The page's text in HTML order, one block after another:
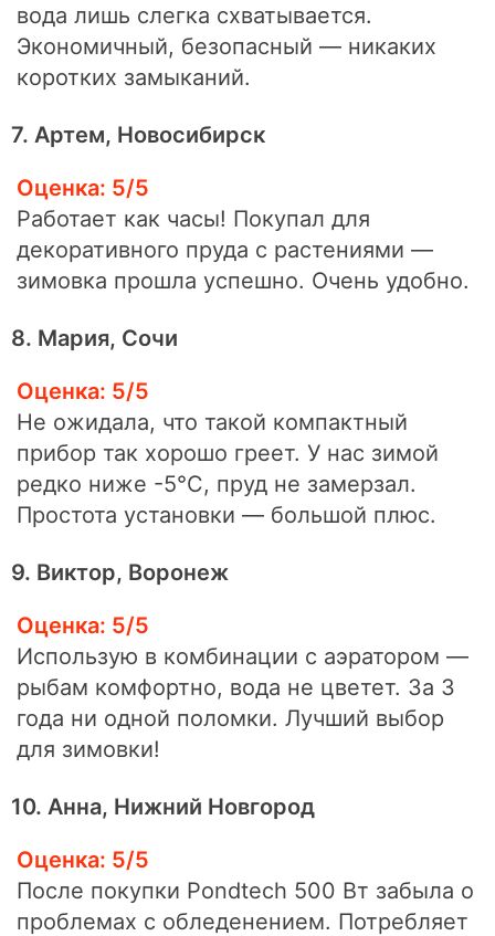
вода лишь слегка схватывается.
Экономичный, безопасный — никаких
коротких замыканий.
7. Артем, Новосибирск
Оценка: 5/5
Работает как часы! Покупал для
декоративного пруда с растениями —
зимовка прошла успешно. Очень удобно.
8. Мария, Сочи
Оценка: 5/5
Не ожидала, что такой компактный
прибор так хорошо греет. У нас зимой
редко ниже -5°C, пруд не замерзал.
Простота установки — большой плюс.
9. Виктор, Воронеж
Оценка: 5/5
Использую в комбинации с аэратором —
рыбам комфортно, вода не цветет. За 3
года ни одной поломки. Лучший выбор
для зимовки!
10. Анна, Нижний Новгород
Оценка: 5/5
После покупки Pondtech 500 Вт забыла о
проблемах с обледенением. Потребляет